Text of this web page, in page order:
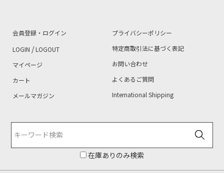
会員登録・ログイン
LOGIN /LOGOUT
マイページ
カート
メールマガジン
プライバシーポリシー
特定商取引法に基づく表記
お問い合わせ
よくあるご質問
International Shipping
在庫ありのみ検索